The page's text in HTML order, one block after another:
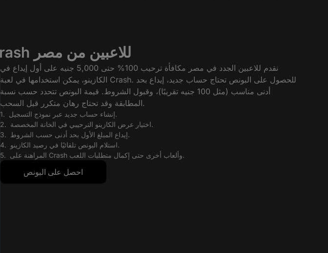
مكافأة الترحيب في Crash للاعبين من مصر
نقدم للاعبين الجدد في مصر مكافأة ترحيب 100% حتى 5,000 جنيه على أول إيداع في
الكازينو، يمكن استخدامها في لعبة Crash. للحصول على البونص تحتاج حساب جديد، إيداع بحد
أدنى مناسب (مثل 100 جنيه تقريبًا)، وقبول الشروط. قيمة البونص تتحدد حسب نسبة
المطابقة وقد تحتاج رهان متكرر قبل السحب.
إنشاء حساب جديد عبر نموذج التسجيل.
اختيار عرض الكازينو الترحيبي في الخانة المخصصة.
إيداع المبلغ الأول بحد أدنى حسب الشروط.
استلام البونص تلقائيًا في رصيد الكازينو.
المراهنة على Crash وألعاب أخرى حتى إكمال متطلبات اللعب.
احصل على البونص